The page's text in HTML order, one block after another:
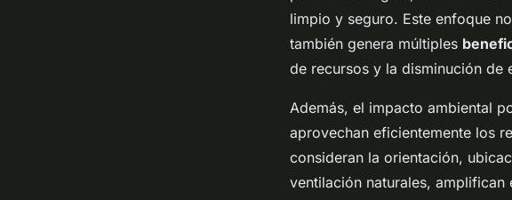
limpio y seguro. Este enfoque
también genera múltiples
de recursos y la disminución de
Además, el impacto ambiental
aprovechan eficientemente los
consideran la orientación,
ventilación naturales,